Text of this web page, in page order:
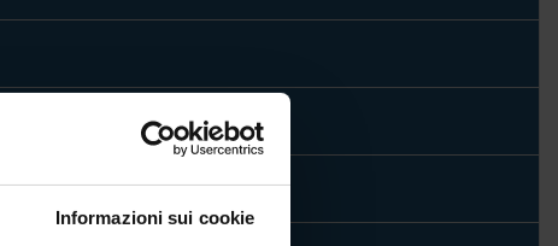
Informazioni sui cookie